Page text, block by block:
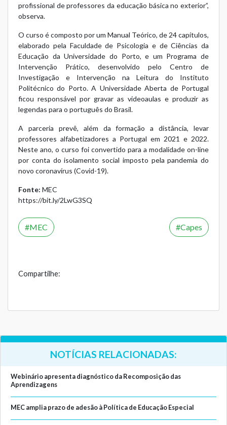
profissional de professores da educação básica no exterior”,
observa.
O curso é composto por um Manual Teórico, de 24 capítulos,
elaborado pela Faculdade de Psicologia e de Ciências da
Educação da Universidade do Porto, e um Programa de
Intervenção Prático, desenvolvido pelo Centro de
Investigação e Intervenção na Leitura do Instituto
Politécnico do Porto. A Universidade Aberta de Portugal
ficou responsável por gravar as videoaulas e produzir as
legendas para o português do Brasil.
A parceria prevê, além da formação a distância, levar
professores alfabetizadores a Portugal em 2021 e 2022.
Neste ano, o curso foi convertido para a modalidade on-line
por conta do isolamento social imposto pela pandemia do
novo coronavírus (Covid-19).
Fonte: MEC
https://bit.ly/2LwG3SQ
MEC Capes
Compartilhe:
NOTÍCIAS RELACIONADAS:
Webinário apresenta diagnóstico da Recomposição das
Aprendizagens
MEC amplia prazo de adesão à Política de Educação Especial